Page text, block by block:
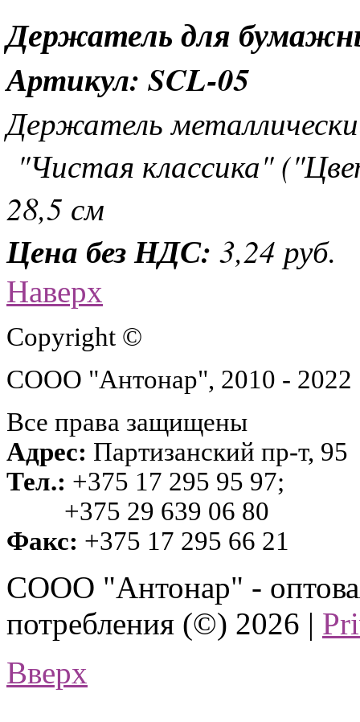
Держатель для
Артикул: SCL-05
Держатель
"Чистая классика"
28,5 см
Цена без НДС: 3,24 руб.
Наверх
Copyright ©
СООО "Антонар", 2010 - 2022
Все права защищены
Адрес: Партизанский пр-т, 95
Тел.: +375 17 295 95 97;
+375 29 639 06 80
Факс: +375 17 295 66 21
СООО "Антонар" -
потребления (©) 2026 |
Вверх